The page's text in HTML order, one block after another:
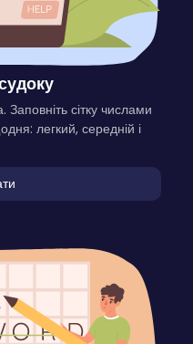
сітку числами
легкий, середній і